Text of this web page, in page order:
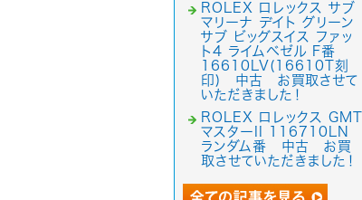
ROLEX ロレックス サブ
マリーナ デイト グリーン
サブ ビッグスイス ファッ
ト4 ライムベゼル F番
16610LV(16610T刻
印) 中古 お買取させて
いただきました！
ROLEX ロレックス GMT
マスターII 116710LN
ランダム番 中古 お買
取させていただきました！